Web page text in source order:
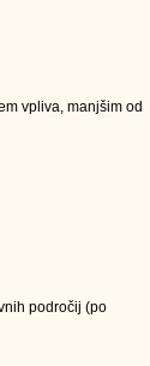
vpliva, manjšim od
področij (po